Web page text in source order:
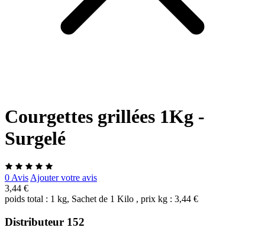
Courgettes grillées 1Kg -
Surgelé
0 Avis Ajouter votre avis
3,44 €
poids total : 1 kg, Sachet de 1 Kilo , prix kg : 3,44 €
Distributeur 152